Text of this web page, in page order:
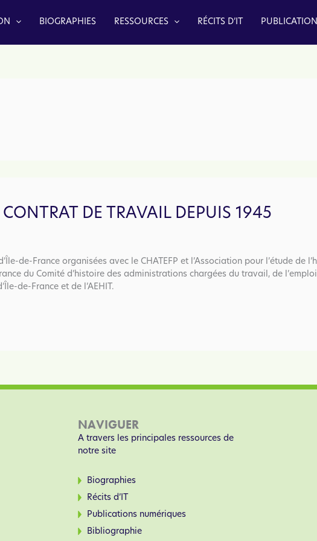
BIOGRAPHIES RESSOURCES RÉCITS D’IT
DE TRAVAIL DEPUIS 1945
de-France organisées avec le CHATEFP et l’Association pour l’étude de
du Comité d’histoire des administrations chargées du travail, de
de-France et de l’AEHIT.
NAVIGUER
A travers les principales ressources de
notre site
Biographies
Récits d’IT
Publications numériques
Bibliographie